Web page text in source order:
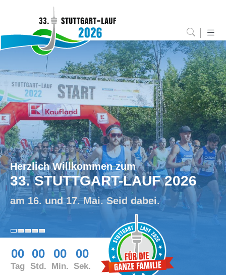
Herzlich Willkommen zum
33. STUTTGART-LAUF 2026
am 16. und 17. Mai. Seid dabei.
00
Tag
00
Std.
00
Min.
00
Sek.